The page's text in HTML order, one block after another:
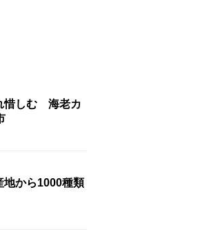
惜しむ 海老カ
から1000種類